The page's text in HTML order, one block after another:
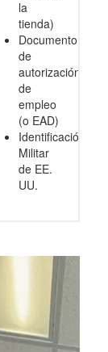
la
tienda)
Documento
de
autorización
de
empleo
(o EAD)
Identificación
Militar
de EE.
UU.